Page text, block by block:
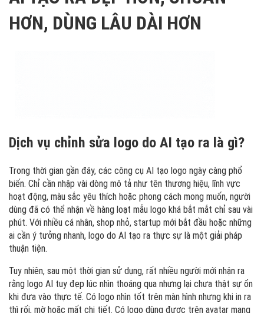
HƠN, DÙNG LÂU DÀI HƠN
Dịch vụ chỉnh sửa logo do AI tạo ra là gì?
Trong thời gian gần đây, các công cụ AI tạo logo ngày càng phổ
biến. Chỉ cần nhập vài dòng mô tả như tên thương hiệu, lĩnh vực
hoạt động, màu sắc yêu thích hoặc phong cách mong muốn, người
dùng đã có thể nhận về hàng loạt mẫu logo khá bắt mắt chỉ sau vài
phút. Với nhiều cá nhân, shop nhỏ, startup mới bắt đầu hoặc những
ai cần ý tưởng nhanh, logo do AI tạo ra thực sự là một giải pháp
thuận tiện.
Tuy nhiên, sau một thời gian sử dụng, rất nhiều người mới nhận ra
rằng logo AI tuy đẹp lúc nhìn thoáng qua nhưng lại chưa thật sự ổn
khi đưa vào thực tế. Có logo nhìn tốt trên màn hình nhưng khi in ra
thì rối, mờ hoặc mất chi tiết. Có logo dùng được trên avatar mạng